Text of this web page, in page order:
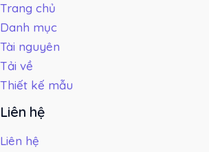
Trang chủ
Danh mục
Tài nguyên
Tải về
Thiết kế mẫu
Liên hệ
Liên hệ